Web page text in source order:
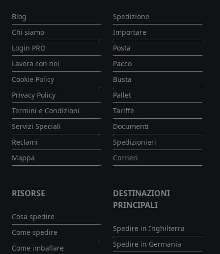
Blog
Chi siamo
Login PRO
Lavora con noi
Cookie Policy
Privacy Policy
Termini e Condizioni
Servizi Speciali
Reclami
Mappa
Spedizione
Importare
Posta
Pacco
Busta
Pallet
Tariffe
Documenti
Spedizionieri
Corrieri
RISORSE
Cosa spedire
Come spedire
Come imballare
DESTINAZIONI
PRINCIPALI
Spedire in Inghilterra
Spedire in Germania